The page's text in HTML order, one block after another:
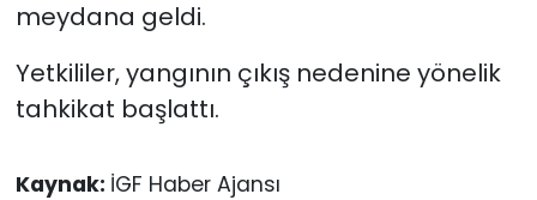
meydana geldi.
Yetkililer, yangının çıkış nedenine yönelik
tahkikat başlattı.
Kaynak: İGF Haber Ajansı